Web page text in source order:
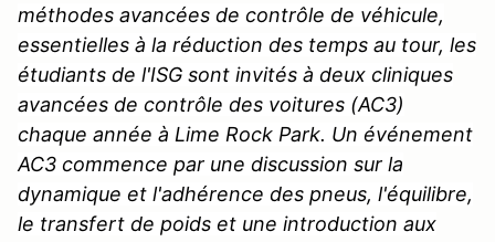
méthodes avancées de contrôle de véhicule,
essentielles à la réduction des temps au tour, les
étudiants de l'ISG sont invités à deux cliniques
avancées de contrôle des voitures (AC3)
chaque année à Lime Rock Park. Un événement
AC3 commence par une discussion sur la
dynamique et l'adhérence des pneus, l'équilibre,
le transfert de poids et une introduction aux